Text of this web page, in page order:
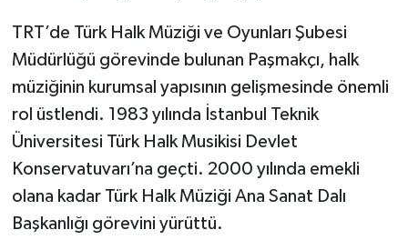
TRT’de Türk Halk Müziği ve Oyunları Şubesi
Müdürlüğü görevinde bulunan Paşmakçı, halk
müziğinin kurumsal yapısının gelişmesinde önemli
rol üstlendi. 1983 yılında İstanbul Teknik
Üniversitesi Türk Halk Musikisi Devlet
Konservatuvarı’na geçti. 2000 yılında emekli
olana kadar Türk Halk Müziği Ana Sanat Dalı
Başkanlığı görevini yürüttü.